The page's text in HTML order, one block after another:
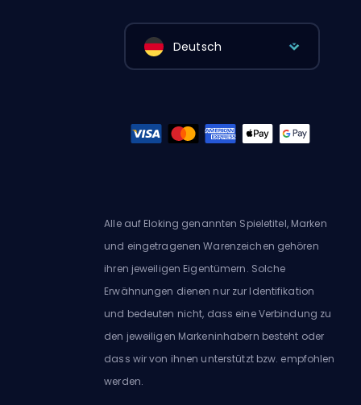
Deutsch
Alle auf Eloking genannten Spieletitel, Marken
und eingetragenen Warenzeichen gehören
ihren jeweiligen Eigentümern. Solche
Erwähnungen dienen nur zur Identifikation
und bedeuten nicht, dass eine Verbindung zu
den jeweiligen Markeninhabern besteht oder
dass wir von ihnen unterstützt bzw. empfohlen
werden.